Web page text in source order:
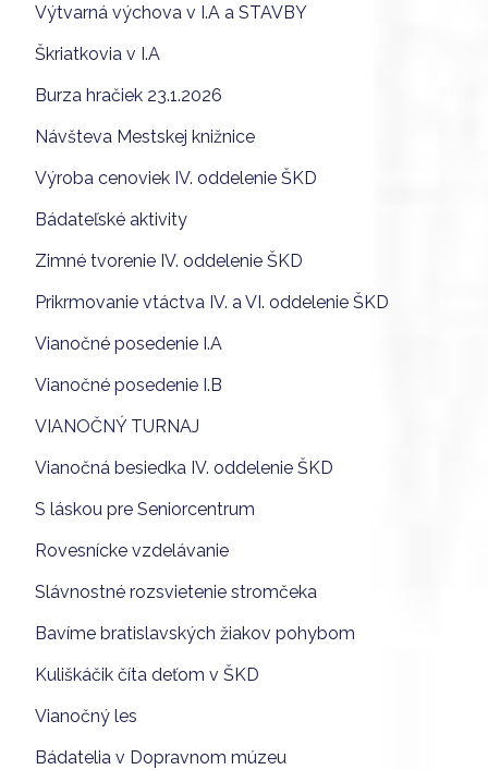
Výtvarná výchova v I.A a STAVBY
Škriatkovia v I.A
Burza hračiek 23.1.2026
Návšteva Mestskej knižnice
Výroba cenoviek IV. oddelenie ŠKD
Bádateľské aktivity
Zimné tvorenie IV. oddelenie ŠKD
Prikrmovanie vtáctva IV. a VI. oddelenie ŠKD
Vianočné posedenie I.A
Vianočné posedenie I.B
VIANOČNÝ TURNAJ
Vianočná besiedka IV. oddelenie ŠKD
S láskou pre Seniorcentrum
Rovesnícke vzdelávanie
Slávnostné rozsvietenie stromčeka
Bavíme bratislavských žiakov pohybom
Kuliškáčik číta deťom v ŠKD
Vianočný les
Bádatelia v Dopravnom múzeu